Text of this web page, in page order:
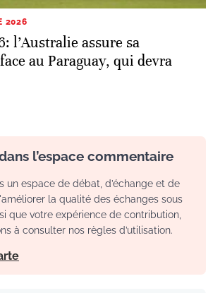
2026
l’Australie assure sa
au Paraguay, qui devra
l’espace commentaire
un espace de débat, d’échange et de
la qualité des échanges sous
que votre expérience de contribution,
à consulter nos règles d’utilisation.